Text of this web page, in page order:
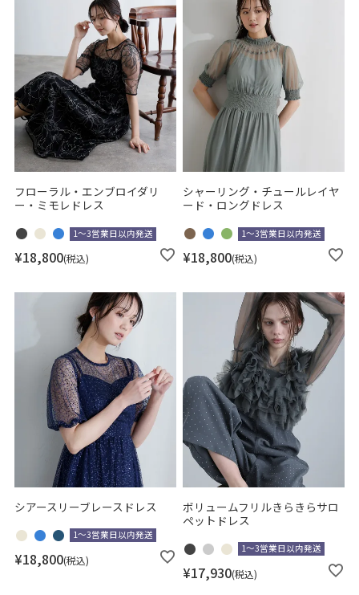
フローラル・エンブロイダリ
ー・ミモレドレス
1～3営業日以内発送
¥18,800 税込
シャーリング・チュールレイヤ
ード・ロングドレス
1～3営業日以内発送
¥18,800 税込
シアースリーブレースドレス
1～3営業日以内発送
¥18,800 税込
ボリュームフリルきらきらサロ
ペットドレス
1～3営業日以内発送
¥17,930 税込